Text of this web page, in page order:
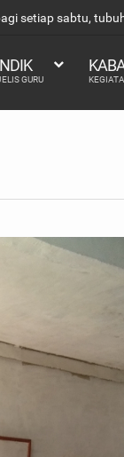
setiap sabtu,
GURU